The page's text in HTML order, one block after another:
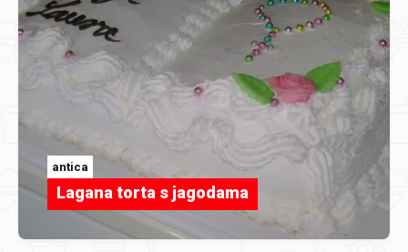
antica
Lagana torta s jagodama